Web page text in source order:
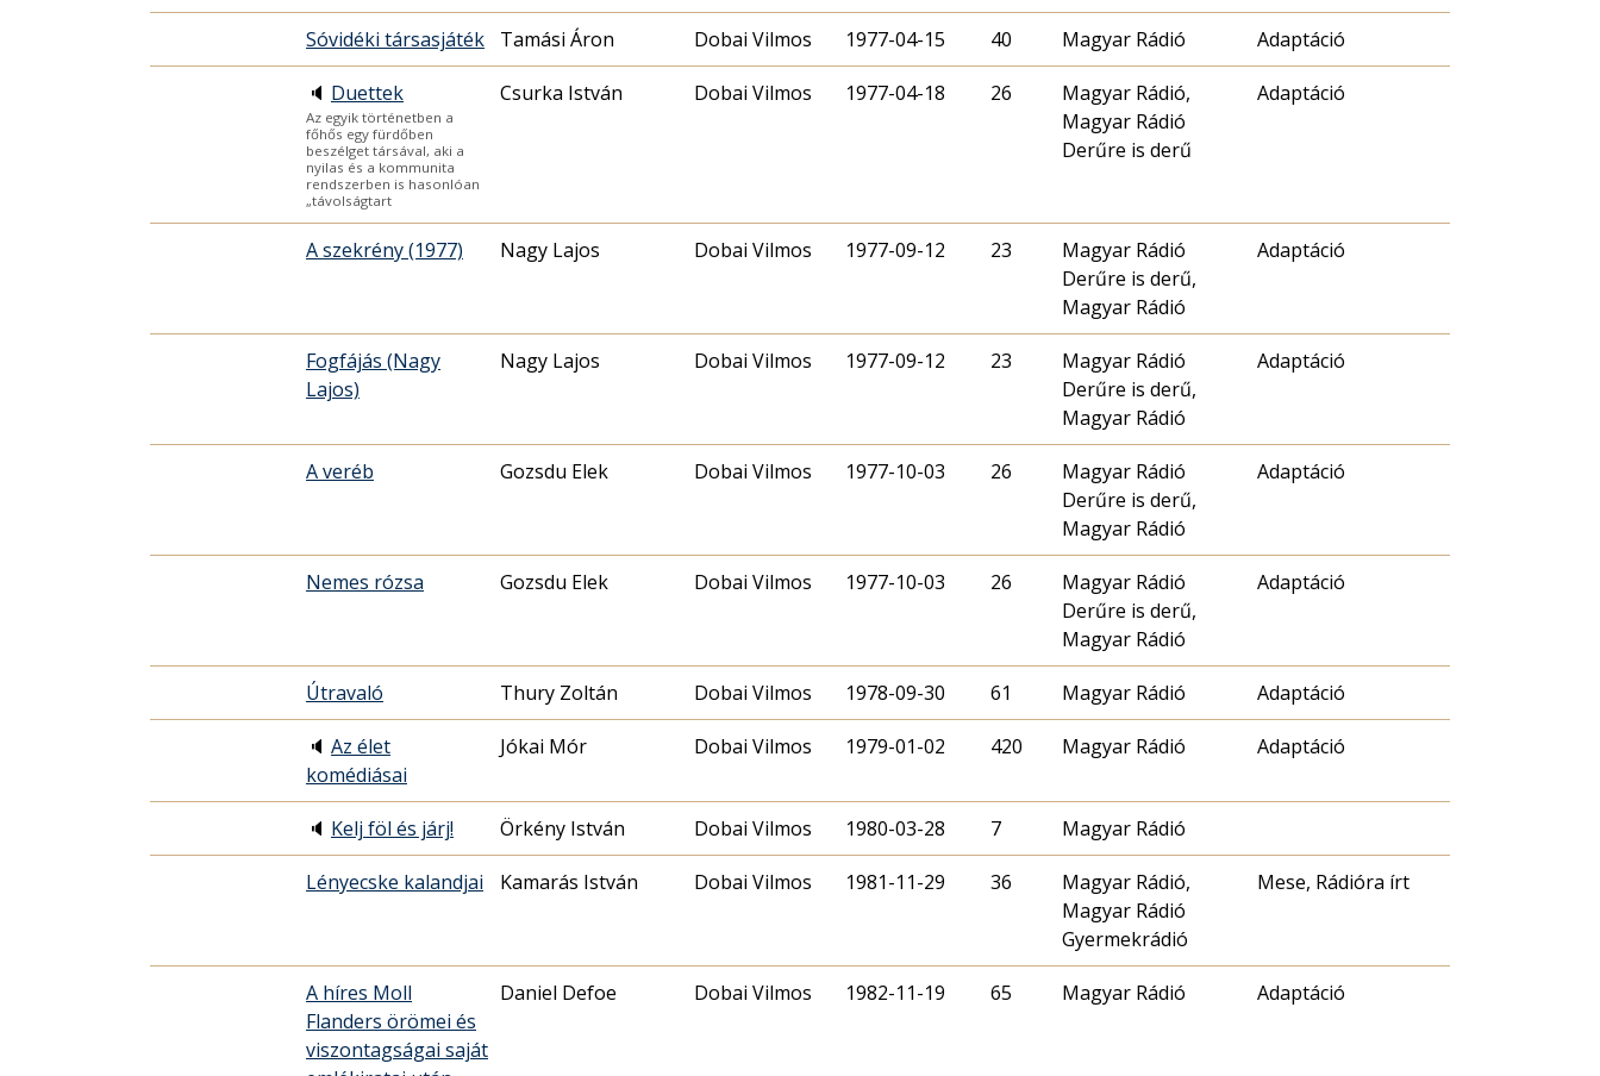
Sóvidéki társasjáték Tamási Áron Dobai Vilmos 1977-04-15 40 Magyar Rádió Adaptáció
🔈 Duettek
Az egyik történetben a
főhős egy fürdőben
beszélget társával, aki a
nyilas és a kommunita
rendszerben is hasonlóan
„távolságtart
Csurka István Dobai Vilmos 1977-04-18 26
Magyar Rádió,
Magyar Rádió
Derűre is derű
Adaptáció
A szekrény (1977) Nagy Lajos Dobai Vilmos 1977-09-12 23
Magyar Rádió
Derűre is derű,
Magyar Rádió
Adaptáció
Fogfájás (Nagy
Lajos)
Nagy Lajos Dobai Vilmos 1977-09-12 23
Magyar Rádió
Derűre is derű,
Magyar Rádió
Adaptáció
A veréb Gozsdu Elek Dobai Vilmos 1977-10-03 26
Magyar Rádió
Derűre is derű,
Magyar Rádió
Adaptáció
Nemes rózsa Gozsdu Elek Dobai Vilmos 1977-10-03 26
Magyar Rádió
Derűre is derű,
Magyar Rádió
Adaptáció
Útravaló Thury Zoltán Dobai Vilmos 1978-09-30 61 Magyar Rádió Adaptáció
🔈 Az élet
komédiásai
Jókai Mór Dobai Vilmos 1979-01-02 420 Magyar Rádió Adaptáció
🔈 Kelj föl és járj! Örkény István Dobai Vilmos 1980-03-28 7 Magyar Rádió
Lényecske kalandjai Kamarás István Dobai Vilmos 1981-11-29 36
Magyar Rádió,
Magyar Rádió
Gyermekrádió
Mese, Rádióra írt
A híres Moll
Flanders örömei és
viszontagságai saját
Daniel Defoe Dobai Vilmos 1982-11-19 65 Magyar Rádió Adaptáció